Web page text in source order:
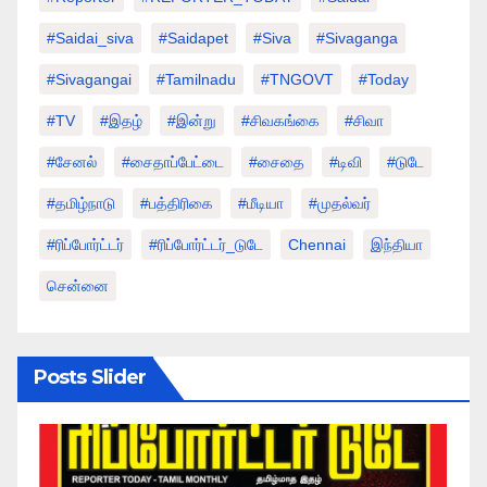
#saidai_siva #saidapet #Siva #Sivaganga
#sivagangai #tamilnadu #TNGOVT #today
#TV #இதழ் #இன்று #சிவகங்கை #சிவா
#சேனல் #சைதாப்பேட்டை #சைதை #டிவி #டுடே
#தமிழ்நாடு #பத்திரிகை #மீடியா #முதல்வர்
#ரிப்போர்ட்டர் #ரிப்போர்ட்டர்_டுடே Chennai இந்தியா
சென்னை
Posts Slider